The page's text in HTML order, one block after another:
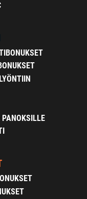
PANOKSILLE